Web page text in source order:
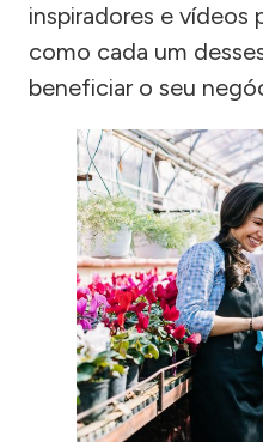
inspiradores e vídeos
como cada um
beneficiar o seu